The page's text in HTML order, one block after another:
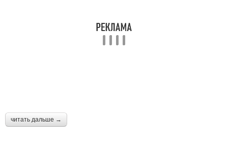
читать дальше →